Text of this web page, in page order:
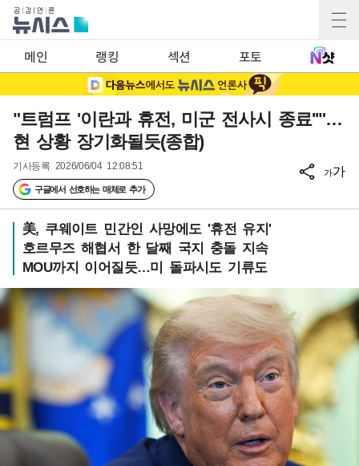
메인 랭킹 섹션 포토
"트럼프 '이란과 휴전, 미군 전사시 종료''"…
현 상황 장기화될듯(종합)
기사등록 2026/06/04 12:08:51
구글에서 선호하는 매체로 추가
가가
美, 쿠웨이트 민간인 사망에도 '휴전 유지'
호르무즈 해협서 한 달째 국지 충돌 지속
MOU까지 이어질듯…미 돌파시도 기류도